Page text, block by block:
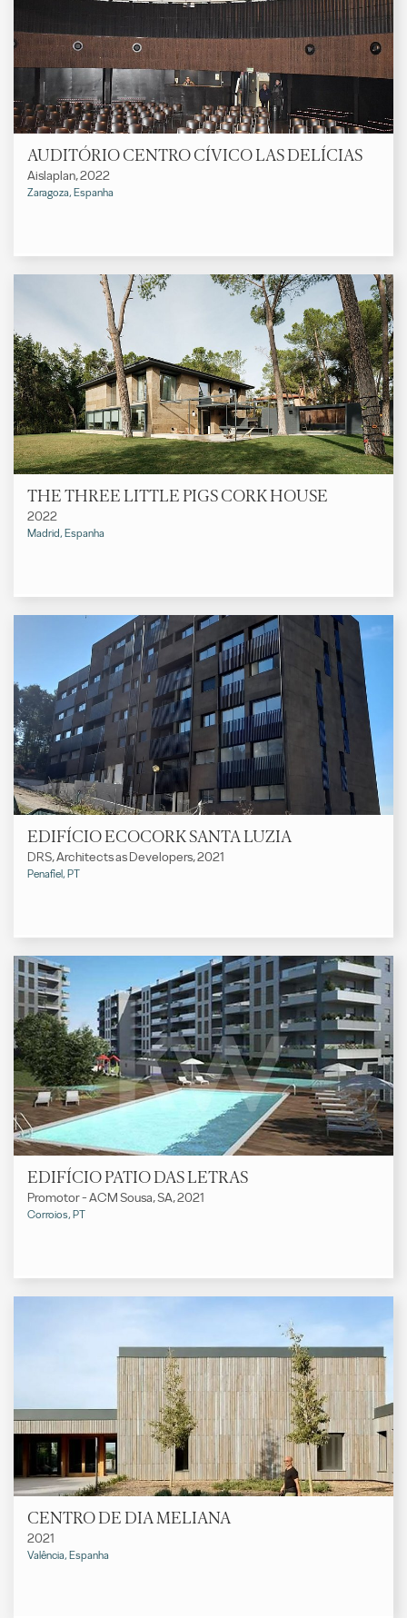
AUDITÓRIO CENTRO CÍVICO LAS DELÍCIAS
Aislaplan, 2022
Zaragoza, Espanha
THE THREE LITTLE PIGS CORK HOUSE
2022
Madrid, Espanha
EDIFÍCIO ECOCORK SANTA LUZIA
DRS, Architects as Developers, 2021
Penafiel, PT
EDIFÍCIO PATIO DAS LETRAS
Promotor - ACM Sousa, SA, 2021
Corroios, PT
CENTRO DE DIA MELIANA
2021
Valência, Espanha